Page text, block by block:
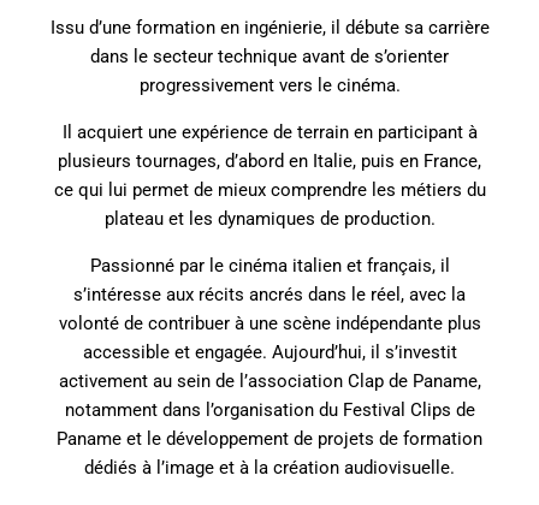
Issu d’une formation en ingénierie, il débute sa carrière
dans le secteur technique avant de s’orienter
progressivement vers le cinéma.
Il acquiert une expérience de terrain en participant à
plusieurs tournages, d’abord en Italie, puis en France,
ce qui lui permet de mieux comprendre les métiers du
plateau et les dynamiques de production.
Passionné par le cinéma italien et français, il
s’intéresse aux récits ancrés dans le réel, avec la
volonté de contribuer à une scène indépendante plus
accessible et engagée. Aujourd’hui, il s’investit
activement au sein de l’association Clap de Paname,
notamment dans l’organisation du Festival Clips de
Paname et le développement de projets de formation
dédiés à l’image et à la création audiovisuelle.